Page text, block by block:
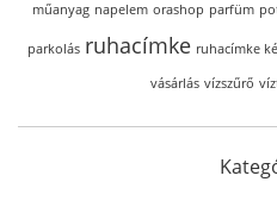
műanyag napelem orashop parfüm
parkolás ruhacímke ruhacímke
vásárlás vízszűrő